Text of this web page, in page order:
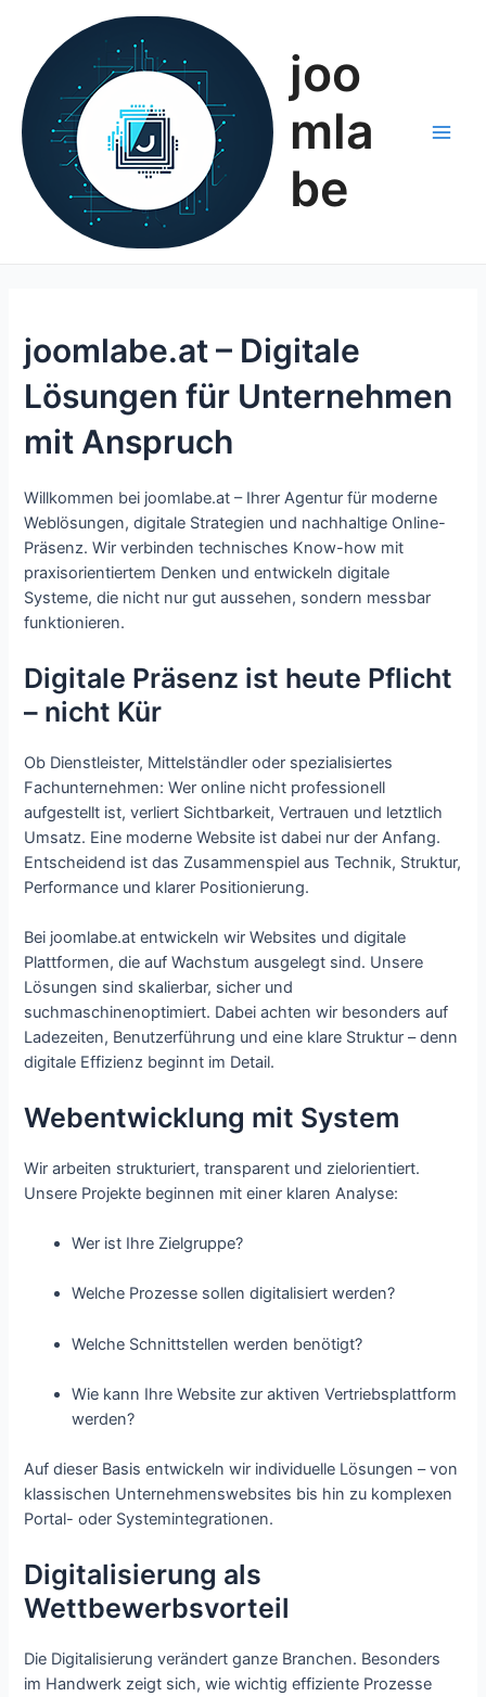
springen
joo
mla
be
joomlabe.at – Digitale
Lösungen für Unternehmen
mit Anspruch
Willkommen bei joomlabe.at – Ihrer Agentur für moderne
Weblösungen, digitale Strategien und nachhaltige Online-
Präsenz. Wir verbinden technisches Know-how mit
praxisorientiertem Denken und entwickeln digitale
Systeme, die nicht nur gut aussehen, sondern messbar
funktionieren.
Digitale Präsenz ist heute Pflicht
– nicht Kür
Ob Dienstleister, Mittelständler oder spezialisiertes
Fachunternehmen: Wer online nicht professionell
aufgestellt ist, verliert Sichtbarkeit, Vertrauen und letztlich
Umsatz. Eine moderne Website ist dabei nur der Anfang.
Entscheidend ist das Zusammenspiel aus Technik, Struktur,
Performance und klarer Positionierung.
Bei joomlabe.at entwickeln wir Websites und digitale
Plattformen, die auf Wachstum ausgelegt sind. Unsere
Lösungen sind skalierbar, sicher und
suchmaschinenoptimiert. Dabei achten wir besonders auf
Ladezeiten, Benutzerführung und eine klare Struktur – denn
digitale Effizienz beginnt im Detail.
Webentwicklung mit System
Wir arbeiten strukturiert, transparent und zielorientiert.
Unsere Projekte beginnen mit einer klaren Analyse:
Wer ist Ihre Zielgruppe?
Welche Prozesse sollen digitalisiert werden?
Welche Schnittstellen werden benötigt?
Wie kann Ihre Website zur aktiven Vertriebsplattform
werden?
Auf dieser Basis entwickeln wir individuelle Lösungen – von
klassischen Unternehmenswebsites bis hin zu komplexen
Portal- oder Systemintegrationen.
Digitalisierung als
Wettbewerbsvorteil
Die Digitalisierung verändert ganze Branchen. Besonders
im Handwerk zeigt sich, wie wichtig effiziente Prozesse